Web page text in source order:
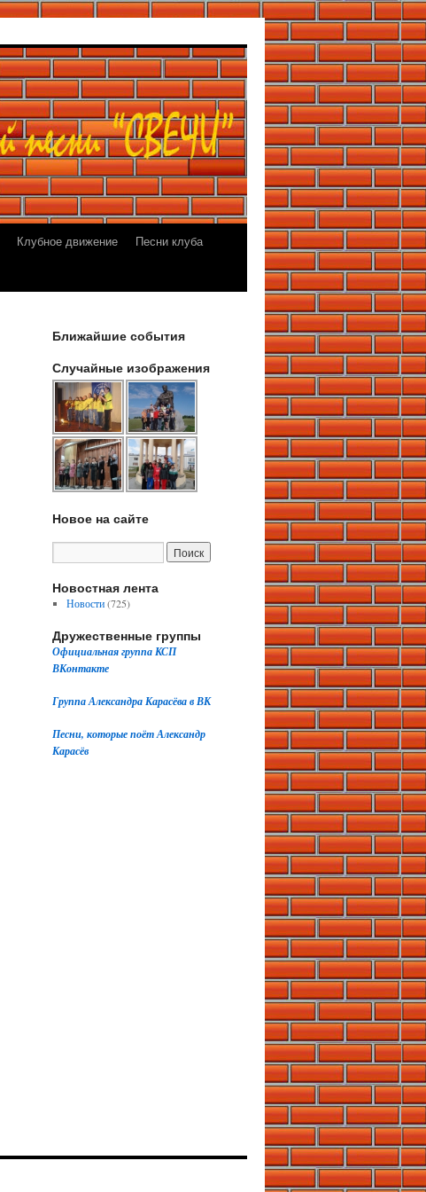
Клубное движение
Песни клуба
Ближайшие события
Случайные изображения
Новое на сайте
Новостная лента
Новости(725)
Дружественные группы
Официальная группа КСП
ВКонтакте
Группа Александра Карасёва в ВК
Песни, которые поёт Александр
Карасёв